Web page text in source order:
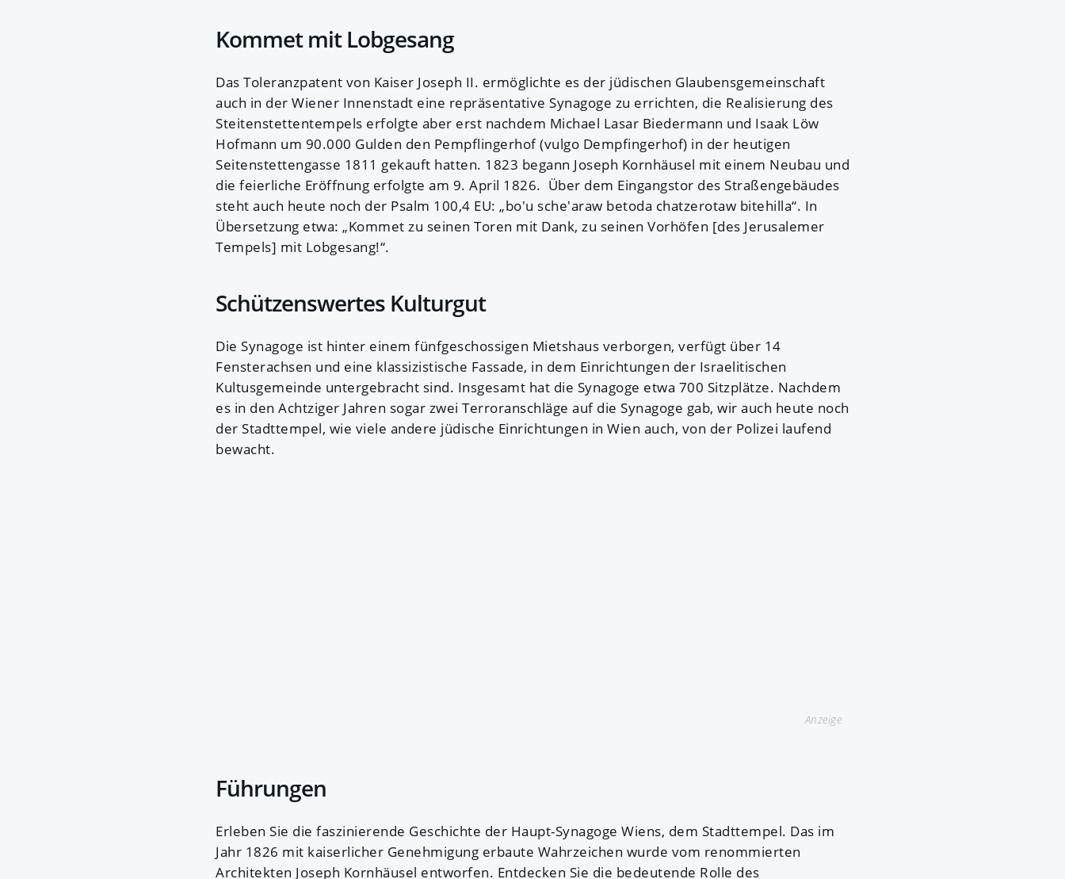
Kommet mit Lobgesang
Das Toleranzpatent von Kaiser Joseph II. ermöglichte es der jüdischen Glaubensgemeinschaft
auch in der Wiener Innenstadt eine repräsentative Synagoge zu errichten, die Realisierung des
Steitenstettentempels erfolgte aber erst nachdem Michael Lasar Biedermann und Isaak Löw
Hofmann um 90.000 Gulden den Pempflingerhof (vulgo Dempfingerhof) in der heutigen
Seitenstettengasse 1811 gekauft hatten. 1823 begann Joseph Kornhäusel mit einem Neubau und
die feierliche Eröffnung erfolgte am 9. April 1826. Über dem Eingangstor des Straßengebäudes
steht auch heute noch der Psalm 100,4 EU: „bo'u sche'araw betoda chatzerotaw bitehilla“. In
Übersetzung etwa: „Kommet zu seinen Toren mit Dank, zu seinen Vorhöfen [des Jerusalemer
Tempels] mit Lobgesang!“.
Schützenswertes Kulturgut
Die Synagoge ist hinter einem fünfgeschossigen Mietshaus verborgen, verfügt über 14
Fensterachsen und eine klassizistische Fassade, in dem Einrichtungen der Israelitischen
Kultusgemeinde untergebracht sind. Insgesamt hat die Synagoge etwa 700 Sitzplätze. Nachdem
es in den Achtziger Jahren sogar zwei Terroranschläge auf die Synagoge gab, wir auch heute noch
der Stadttempel, wie viele andere jüdische Einrichtungen in Wien auch, von der Polizei laufend
bewacht.
Anzeige
Führungen
Erleben Sie die faszinierende Geschichte der Haupt-Synagoge Wiens, dem Stadttempel. Das im
Jahr 1826 mit kaiserlicher Genehmigung erbaute Wahrzeichen wurde vom renommierten
Architekten Joseph Kornhäusel entworfen. Entdecken Sie die bedeutende Rolle des